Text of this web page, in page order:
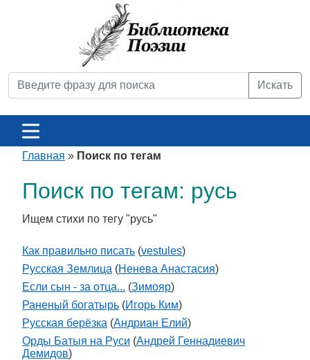
Искать
Главная » Поиск по тегам
Поиск по тегам: русь
Ищем стихи по тегу "русь"
Как правильно писать (vestules)
Русская Землица (Ненева Анастасия)
Если сын - за отца... (Зимояр)
Раненый богатырь (Игорь Ким)
Русская берёзка (Андриан Елий)
Орды Батыя на Руси (Андрей Геннадиевич
Демидов)